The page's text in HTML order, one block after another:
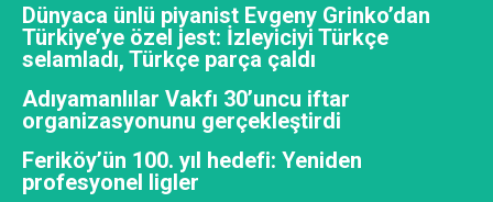
Dünyaca ünlü piyanist Evgeny Grinko’dan
Türkiye’ye özel jest: İzleyiciyi Türkçe
selamladı, Türkçe parça çaldı
Adıyamanlılar Vakfı 30’uncu iftar
organizasyonunu gerçekleştirdi
Feriköy’ün 100. yıl hedefi: Yeniden
profesyonel ligler